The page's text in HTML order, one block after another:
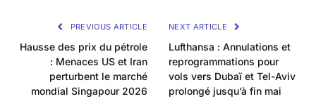
PREVIOUS ARTICLE
Hausse des prix du pétrole
: Menaces US et Iran
perturbent le marché
mondial Singapour 2026
NEXT ARTICLE
Lufthansa : Annulations et
reprogrammations pour
vols vers Dubaï et Tel-Aviv
prolongé jusqu’à fin mai